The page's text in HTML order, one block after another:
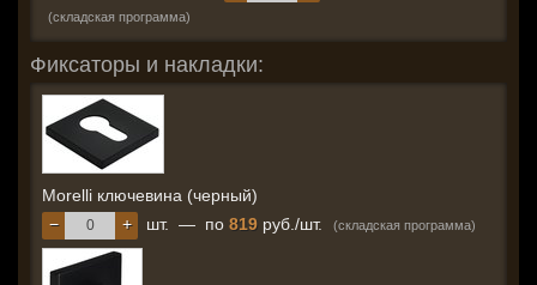
(складская программа)
Фиксаторы и накладки:
Morelli ключевина (черный)
+
− шт. — по 819 руб./шт. (складская программа)